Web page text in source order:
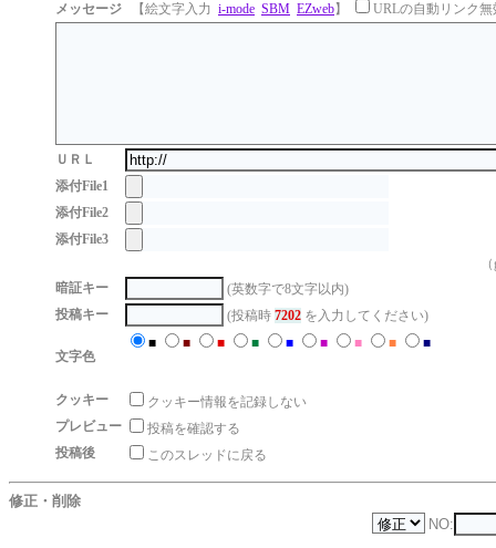
メッセージ
【絵文字入力 i-mode SBM EZweb】 URLの自動リンク無
ＵＲＬ
添付File1
添付File2
添付File3
暗証キー
(英数字で8文字以内)
投稿キー
(投稿時 7202 を入力してください)
文字色
■ ■ ■ ■ ■ ■ ■ ■ ■
クッキー
クッキー情報を記録しない
プレビュー
投稿を確認する
投稿後
このスレッドに戻る
修正・削除
NO: